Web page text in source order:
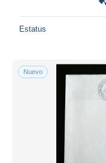
Estatus
Nuevo